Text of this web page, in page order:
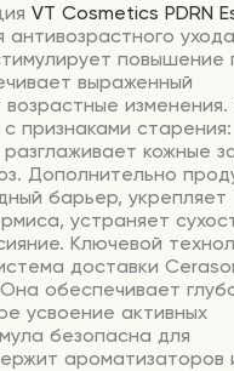
VT Cosmetics PDRN
антивозрастного
повышение
выраженный
возрастные изменения.
с признаками старения:
разглаживает кожные
Дополнительно
барьер, укрепляет
устраняет
Ключевой
доставки
Она обеспечивает
усвоение активных
безопасна для
ароматизаторов